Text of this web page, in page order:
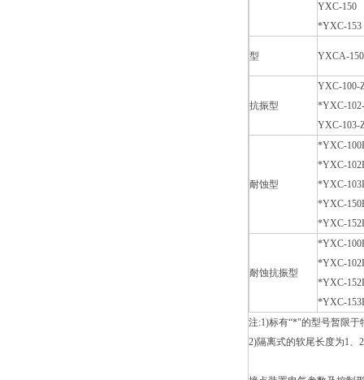
YXC-150
*YXC-153
型 YXCA-150
抗振型
YXC-100-
*YXC-
YXC-103-
耐蚀型
*YXC-
*YXC-
*YXC-
*YXC-
*YXC-
耐蚀抗振型
*YXC-
*YXC-
*YXC-
*YXC-
注:1)标有“*"的型号暂限于
2)隔离式的软尾长度为1、